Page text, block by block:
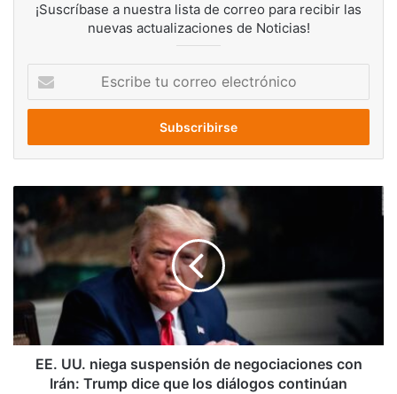
¡Suscríbase a nuestra lista de correo para recibir las
nuevas actualizaciones de Noticias!
correo
UU.
niega
suspensión
de
negociaciones
con
Irán:
Trump
EE. UU. niega suspensión de negociaciones con
Irán: Trump dice que los diálogos continúan